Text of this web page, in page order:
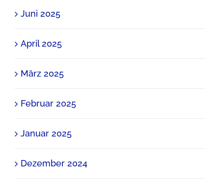
Juni 2025
April 2025
März 2025
Februar 2025
Januar 2025
Dezember 2024